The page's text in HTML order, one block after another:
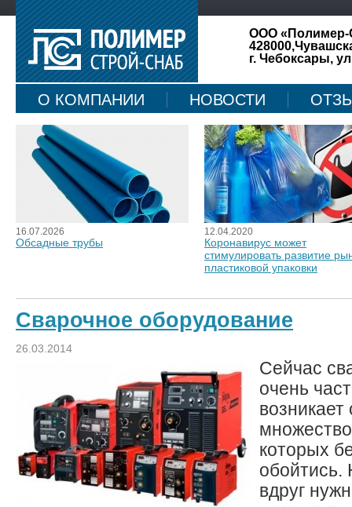
ООО «Полимер-
г. Чебоксары,
О КОМПАНИИ НОВОСТИ
КАРТА САЙТА
16.07.2026
Обсадные трубы
12.04.2020
Коронавирус может
стимулировать развитие
пластиковой упаковки
Сварочное оборудование
26.03.2014
Сейчас
очень
которых
обойтись.
вдруг